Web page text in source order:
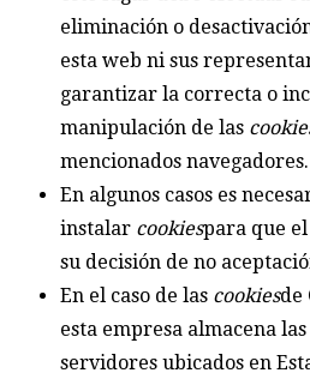
eliminación o
esta web ni sus
garantizar la correcta o
manipulación de las
mencionados navegadores.
En algunos casos es
instalar cookiespara que
su decisión de no
En el caso de las cookiesde
esta empresa almacena las
servidores ubicados en